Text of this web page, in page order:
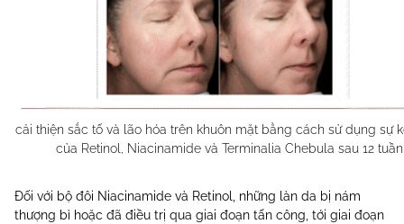
cải thiện sắc tố và lão hóa trên khuôn mặt bằng cách sử dụng sự
của Retinol, Niacinamide và Terminalia Chebula sau 12 tuần
Đối với bộ đôi Niacinamide và Retinol, những làn da bị nám
thượng bì hoặc đã điều trị qua giai đoạn tấn công, tới giai đoạn